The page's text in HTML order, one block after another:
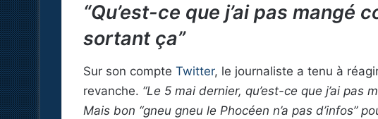
“Qu’est-ce que j’ai pas mangé
sortant ça”
Sur son compte Twitter, le journaliste a tenu à
revanche. “Le 5 mai dernier, qu’est-ce que j’ai
Mais bon “gneu gneu le Phocéen n’a pas d’infos”